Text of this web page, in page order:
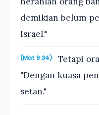
demikian belum
Israel."
(Mat 9:34)
Tetapi
"Dengan kuasa
setan."